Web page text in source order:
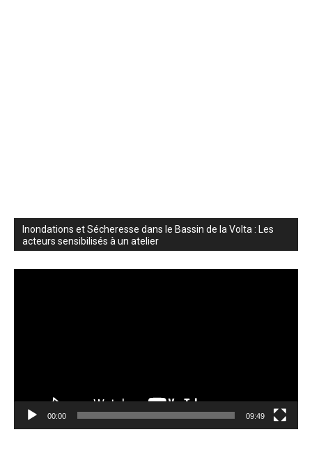
Inondations et Sécheresse dans le Bassin de la Volta : Les
acteurs sensibilisés à un atelier
00:00 09:49